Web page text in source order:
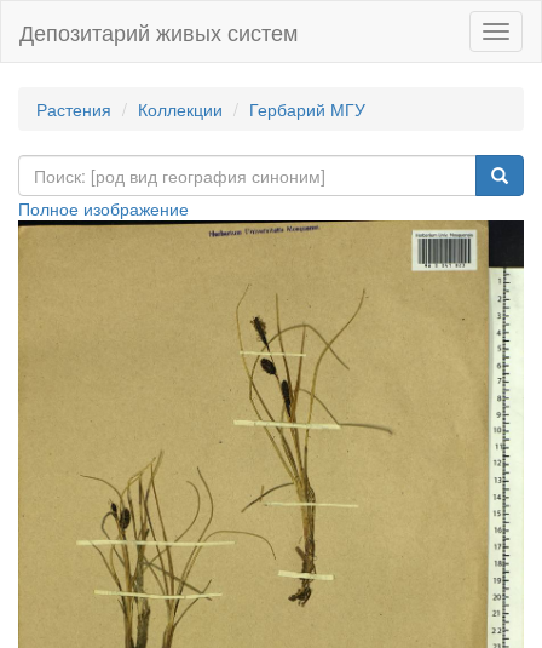
Депозитарий живых систем
Растения Коллекции Гербарий МГУ
Полное изображение